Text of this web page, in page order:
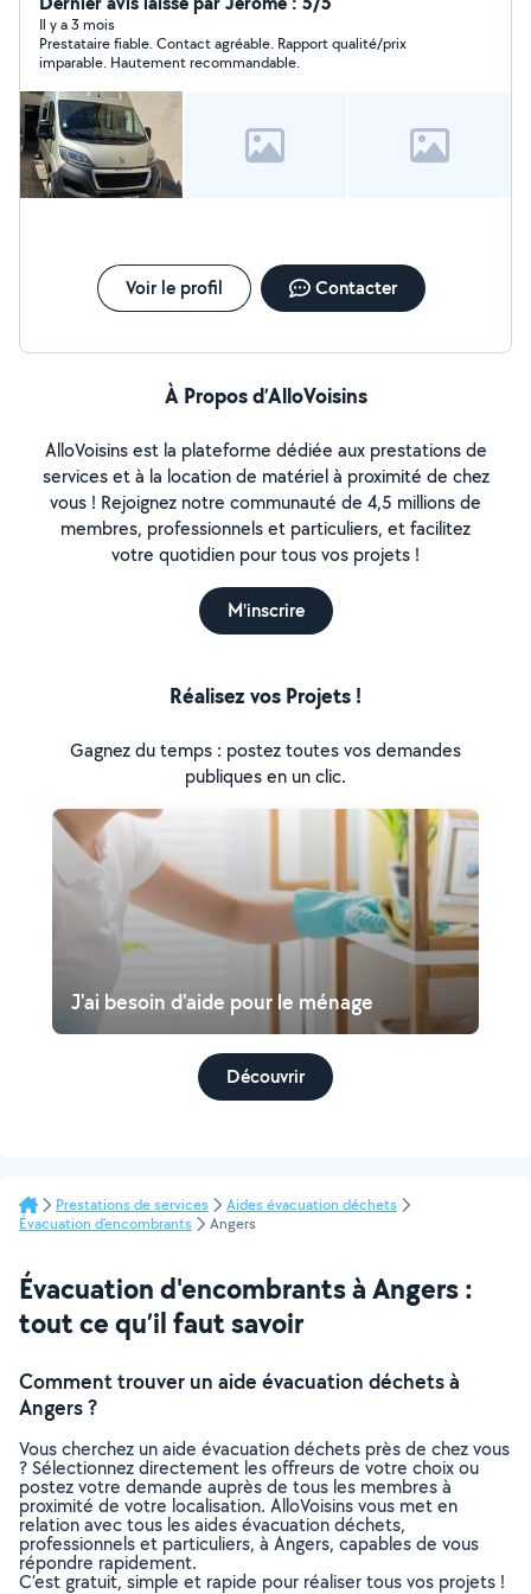
Il y a 3 mois
Prestataire fiable. Contact agréable. Rapport qualité/prix
imparable. Hautement recommandable.
Voir le profil Contacter
À Propos d’AlloVoisins
AlloVoisins est la plateforme dédiée aux prestations de
services et à la location de matériel à proximité de chez
vous ! Rejoignez notre communauté de 4,5 millions de
membres, professionnels et particuliers, et facilitez
votre quotidien pour tous vos projets !
M'inscrire
Réalisez vos Projets !
Gagnez du temps : postez toutes vos demandes
publiques en un clic.
J'ai besoin d'aide pour le ménage
Découvrir
Prestations de services
Aides évacuation déchets
Évacuation d'encombrants
Angers
Évacuation d'encombrants à Angers :
tout ce qu’il faut savoir
Comment trouver un aide évacuation déchets à
Angers ?
Vous cherchez un aide évacuation déchets près de chez vous
? Sélectionnez directement les offreurs de votre choix ou
postez votre demande auprès de tous les membres à
proximité de votre localisation. AlloVoisins vous met en
relation avec tous les aides évacuation déchets,
professionnels et particuliers, à Angers, capables de vous
répondre rapidement.
C’est gratuit, simple et rapide pour réaliser tous vos projets !